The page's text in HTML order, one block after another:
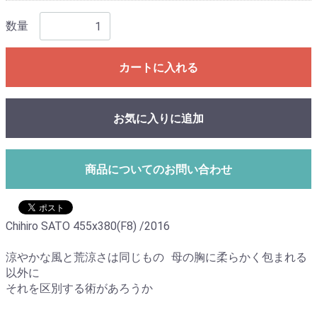
数量
カートに入れる
お気に入りに追加
商品についてのお問い合わせ
Chihiro SATO 455x380(F8) /2016
涼やかな風と荒涼さは同じもの 母の胸に柔らかく包まれる
以外に
それを区別する術があろうか